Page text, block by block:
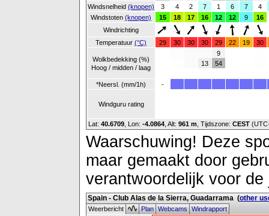
Windsnelheid (knopen) 3 4 2 7 1 6 7
4
Windstoten (knopen) 15 18 17 16 12 12 9
16
Windrichting
Temperatuur (°C) 29 30 30 30 29 22 19 30
Wolkbedekking (%)
Hoog / midden / laag
13
9
54
*Neersl. (mm/1h) -
Windguru rating
Lat: 40.6709 , Lon: -4.0864 Alt: 961 m , Tijdszone: CEST
Waarschuwing! Deze
maar gemaakt door
verantwoordelijk voor
Spain - Club Alas de la Sierra, Guadarrama (other
Weerbericht PlanWebcamsWindrapport